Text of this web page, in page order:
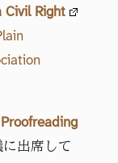
Civil Right
出席して